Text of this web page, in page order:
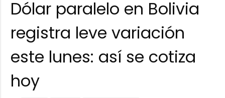
Dólar paralelo en Bolivia
registra leve variación
este lunes: así se cotiza
hoy